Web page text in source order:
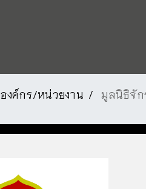
องค์กร/หน่วยงาน มูลนิธิจั